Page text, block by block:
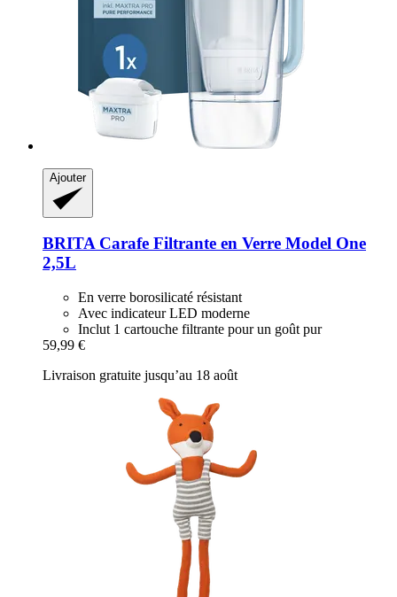
Ajouter
BRITACarafe Filtrante en Verre Model One
2,5L
En verre borosilicaté résistant
Avec indicateur LED moderne
Inclut 1 cartouche filtrante pour un goût pur
59,99 €
Livraison gratuite jusqu’au 18 août